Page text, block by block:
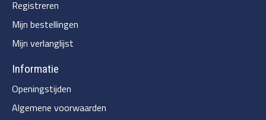
Registreren
Mijn bestellingen
Mijn verlanglijst
Informatie
Openingstijden
Algemene voorwaarden